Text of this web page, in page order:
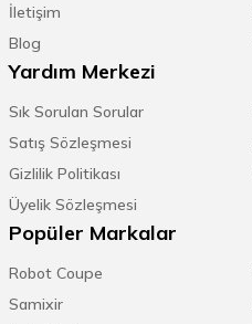
İletişim
Blog
Yardım Merkezi
Sık Sorulan Sorular
Satış Sözleşmesi
Gizlilik Politikası
Üyelik Sözleşmesi
Popüler Markalar
Robot Coupe
Samixir